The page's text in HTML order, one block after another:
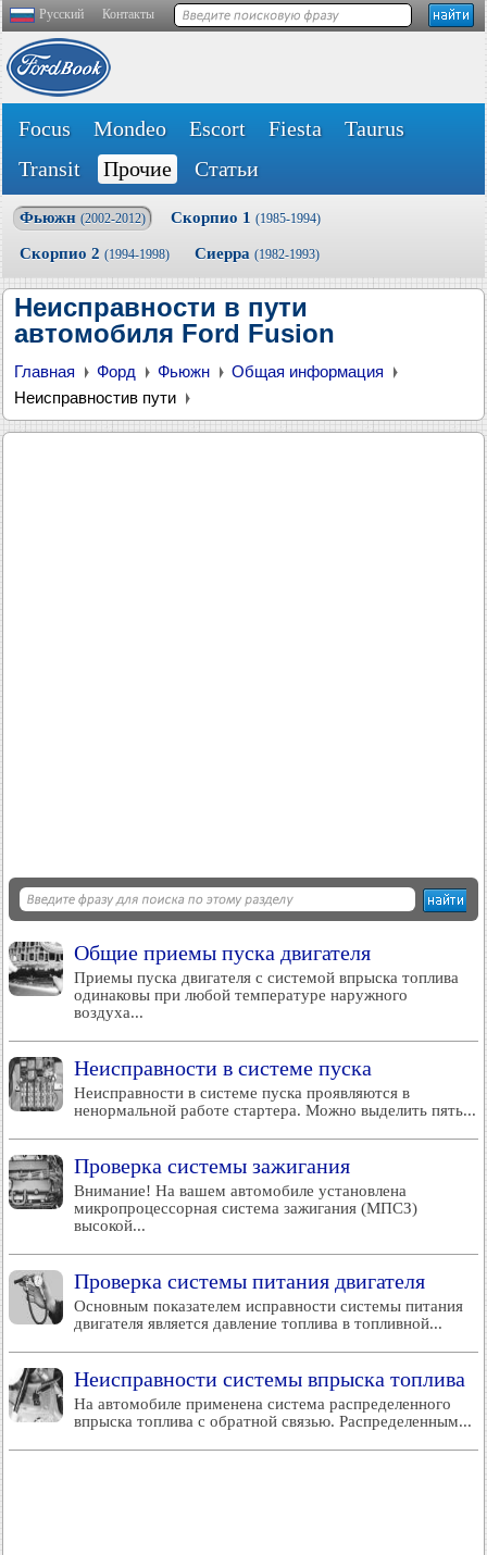
Русский Контакты
Focus Mondeo Escort Fiesta
Taurus
Transit
Прочие Статьи
Фьюжн (2002-2012) Скорпио 1 (1985-1994)
Скорпио 2 (1994-1998) Сиерра (1982-1993)
Неисправности в пути
автомобиля Ford Fusion
Главная Форд Фьюжн
Общая информация
Неисправностив пути
Общие приемы пуска двигателя
Приемы пуска двигателя с системой впрыска топлива
одинаковы при любой температуре наружного
воздуха...
Неисправности в системе пуска
Неисправности в системе пуска проявляются в
ненормальной работе стартера. Можно выделить пять...
Проверка системы зажигания
Внимание! На вашем автомобиле установлена
микропроцессорная система зажигания (МПСЗ)
высокой...
Проверка системы питания двигателя
Основным показателем исправности системы питания
двигателя является давление топлива в топливной...
Неисправности системы впрыска топлива
На автомобиле применена система распределенного
впрыска топлива с обратной связью. Распределенным...